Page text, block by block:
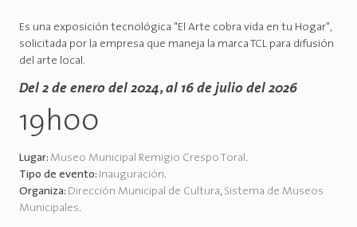
Es una exposición tecnológica "El Arte cobra vida en tu Hogar",
solicitada por la empresa que maneja la marca TCL para difusión
del arte local.
Del 2 de enero del 2024, al 16 de julio del 2026
19h00
Lugar: Museo Municipal Remigio Crespo Toral.
Tipo de evento: Inauguración.
Organiza: Dirección Municipal de Cultura, Sistema de Museos
Municipales.